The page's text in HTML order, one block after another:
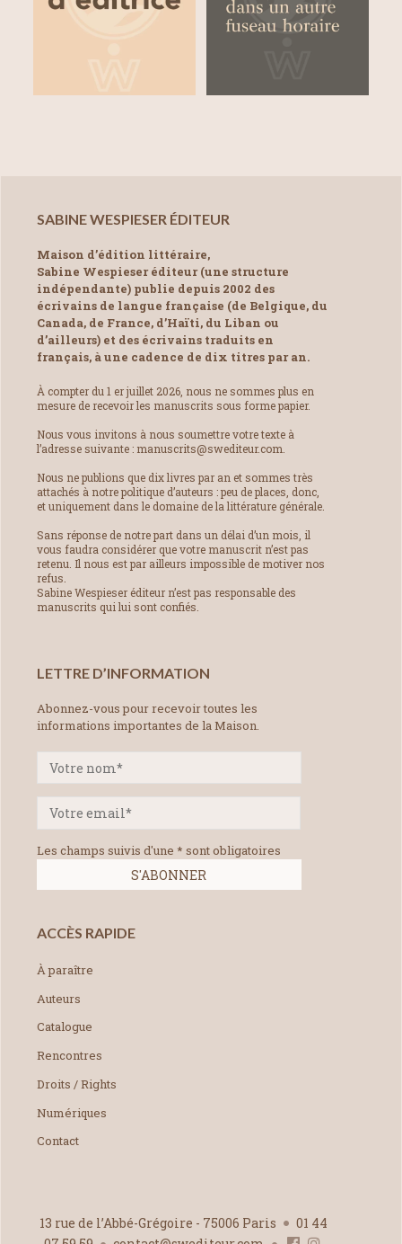
SABINE WESPIESER ÉDITEUR
Maison d’édition littéraire,
Sabine Wespieser éditeur (une structure
indépendante) publie depuis 2002 des
écrivains de langue française (de Belgique, du
Canada, de France, d’Haïti, du Liban ou
d’ailleurs) et des écrivains traduits en
français, à une cadence de dix titres par an.
À compter du 1 er juillet 2026, nous ne sommes plus en
mesure de recevoir les manuscrits sous forme papier.
Nous vous invitons à nous soumettre votre texte à
l’adresse suivante : manuscrits@swediteur.com.
Nous ne publions que dix livres par an et sommes très
attachés à notre politique d’auteurs : peu de places, donc,
et uniquement dans le domaine de la littérature générale.
Sans réponse de notre part dans un délai d’un mois, il
vous faudra considérer que votre manuscrit n’est pas
retenu. Il nous est par ailleurs impossible de motiver nos
refus.
Sabine Wespieser éditeur n’est pas responsable des
manuscrits qui lui sont confiés.
LETTRE D’INFORMATION
Abonnez-vous pour recevoir toutes les
informations importantes de la Maison.
Les champs suivis d'une * sont obligatoires
ACCÈS RAPIDE
À paraître
Auteurs
Catalogue
Rencontres
Droits / Rights
Numériques
Contact
13 rue de l’Abbé-Grégoire - 75006 Paris
01 44